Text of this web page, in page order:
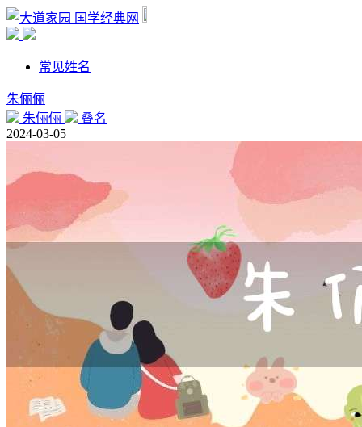
国学经典网
常见姓名
朱俪俪
朱俪俪
叠名
2024-03-05